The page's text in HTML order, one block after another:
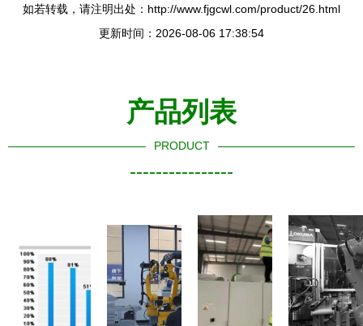
如若转载，请注明出处：http://www.fjgcwl.com/product/26.html
更新时间：2026-08-06 17:38:54
产品列表
PRODUCT
----------------